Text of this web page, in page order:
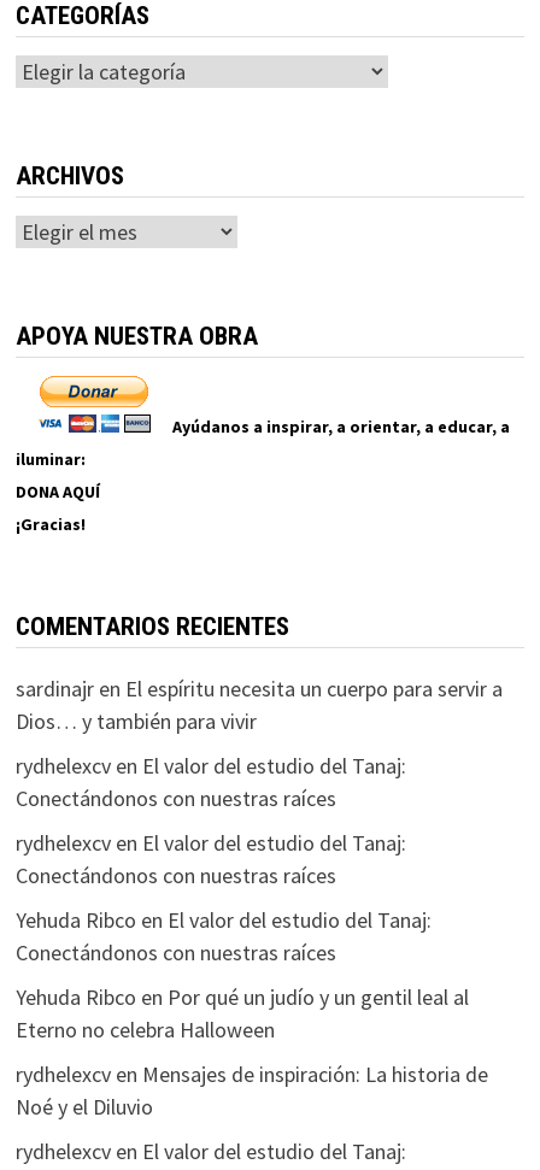
CATEGORÍAS
Categorías
ARCHIVOS
Archivos
APOYA NUESTRA OBRA
Ayúdanos a inspirar, a orientar, a educar, a
iluminar:
DONA AQUÍ
¡Gracias!
COMENTARIOS RECIENTES
sardinajren El espíritu necesita un cuerpo para servir a
Dios… y también para vivir
rydhelexcven El valor del estudio del Tanaj:
Conectándonos con nuestras raíces
rydhelexcven El valor del estudio del Tanaj:
Conectándonos con nuestras raíces
Yehuda Ribco en El valor del estudio del Tanaj:
Conectándonos con nuestras raíces
Yehuda Ribco en Por qué un judío y un gentil leal al
Eterno no celebra Halloween
rydhelexcven Mensajes de inspiración: La historia de
Noé y el Diluvio
rydhelexcven El valor del estudio del Tanaj: